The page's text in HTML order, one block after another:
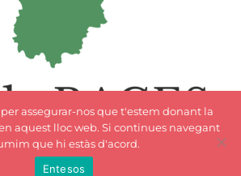
assegurar-nos que t'estem donant la
aquest lloc web. Si continues navegant
que hi estàs d'acord.
Entesos